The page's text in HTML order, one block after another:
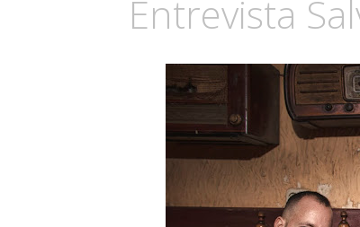
Entrevista